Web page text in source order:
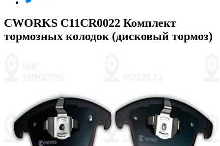
CWORKS C11CR0022 Комплект
тормозных колодок (дисковый тормоз)